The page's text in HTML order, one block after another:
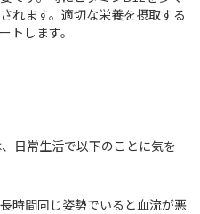
れます。適切な栄養を摂取する
トします。
日常生活で以下のことに気を
時間同じ姿勢でいると血流が悪